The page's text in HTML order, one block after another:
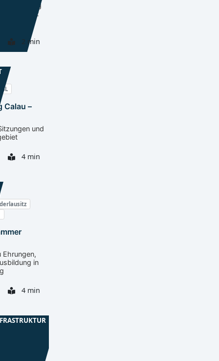
Ortseingang
Bus 612
2 min
OSL
Calau –
und
4 min
Ehrungen,
in
4 min